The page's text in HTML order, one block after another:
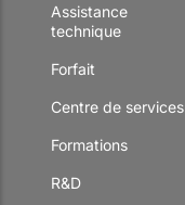
Assistance
technique
Forfait
Centre de services
Formations
R&D